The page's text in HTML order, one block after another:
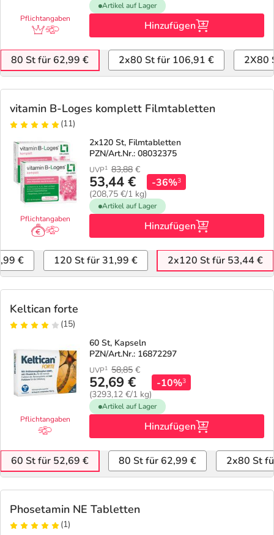
Pflichtangaben
Artikel auf Lager
Hinzufügen
80 St für 62,99 € 2x80 St für 106,91 € 2X80
vitamin B-Loges komplett Filmtabletten
(11)
Pflichtangaben
2x120 St, Filmtabletten
PZN/Art.Nr.: 08032375
UVP1 83,88 €
53,44 €
(208,75 €/1 kg)
-36%3
Artikel auf Lager
Hinzufügen
€ 120 St für 31,99 € 2x120 St für 53,44 €
Keltican forte
(15)
Pflichtangaben
60 St, Kapseln
PZN/Art.Nr.: 16872297
UVP1 58,85 €
52,69 €
(3293,12 €/1 kg)
-10%3
Artikel auf Lager
Hinzufügen
60 St für 52,69 € 80 St für 62,99 € 2x80 St
Phosetamin NE Tabletten
(1)